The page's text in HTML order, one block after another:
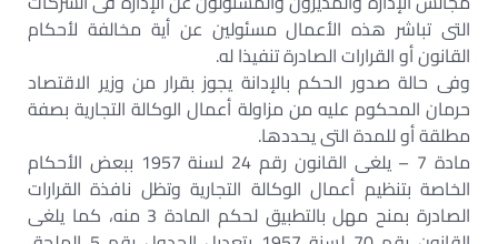
التى تباشر هذه الأعمال مسئولين عن أية مخالفة لأحكام
القانون أو القرارات الصادرة تنفيذا له.
وفى حالة صدور الحكم بالإدانة يجوز بقرار من وزير الاقتصاد
حرمان المحكوم عليه من مزاولة أعمال الوكالة التجارية بصفة
مطلقة أو للمدة التى يحددها.
مادة 7 – يلغى القانون رقم 24 لسنة 1957 ببعض الأحكام
الخاصة بتنظيم أعمال الوكالة التجارية وتظل نافذة القرارات
الصادرة بمنح مهل بالتطبيق لحكم المادة 3 منه، كما يلغى